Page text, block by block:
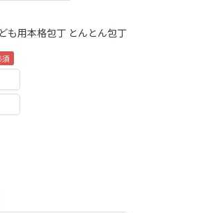
も用本格包丁 とんとん包丁